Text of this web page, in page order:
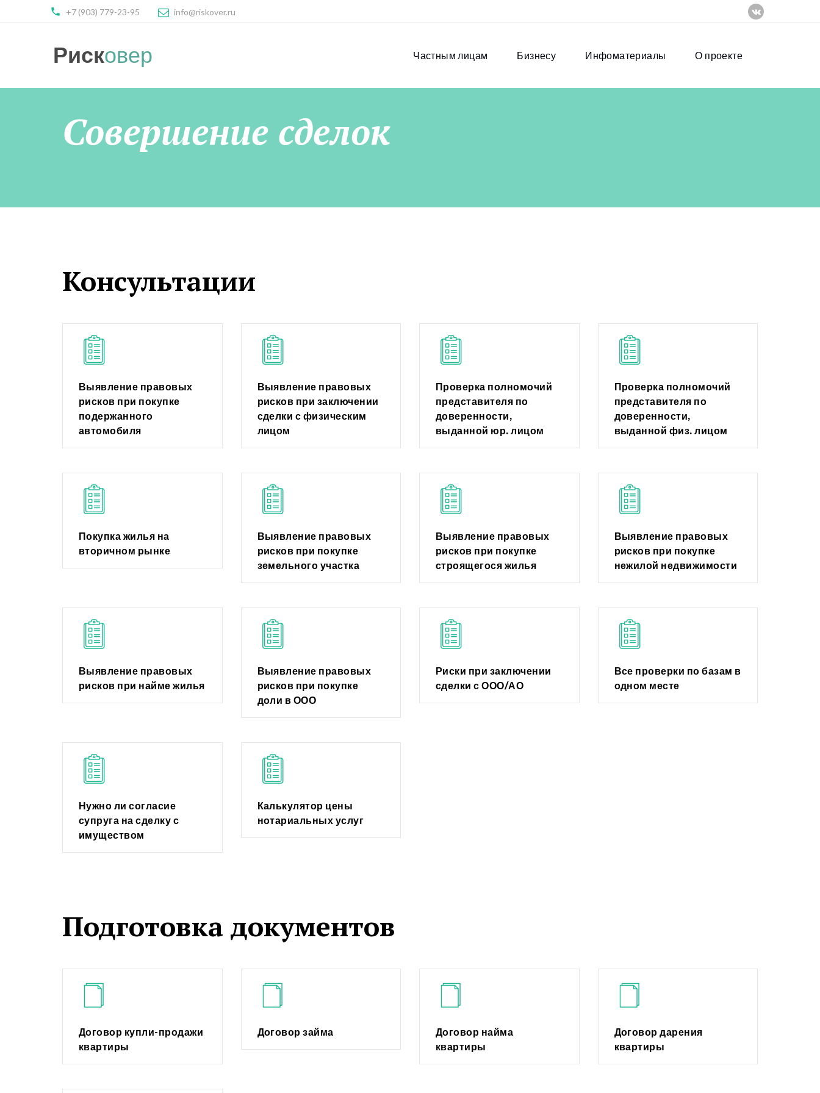
+7 (903) 779-23-95 info@riskover.ru
Рисковер Частным лицам Бизнесу Инфоматериалы О проекте
Совершение сделок
Консультации
Выявление правовых
рисков при покупке
подержанного
автомобиля
Выявление правовых
рисков при заключении
сделки с физическим
лицом
Проверка полномочий
представителя по
доверенности,
выданной юр. лицом
Проверка полномочий
представителя по
доверенности,
выданной физ. лицом
Покупка жилья на
вторичном рынке
Выявление правовых
рисков при покупке
земельного участка
Выявление правовых
рисков при покупке
строящегося жилья
Выявление правовых
рисков при покупке
нежилой недвижимости
Выявление правовых
рисков при найме жилья
Выявление правовых
рисков при покупке
доли в ООО
Риски при заключении
сделки с ООО/АО
Все проверки по базам в
одном месте
Нужно ли согласие
супруга на сделку с
имуществом
Калькулятор цены
нотариальных услуг
Подготовка документов
Договор купли-продажи
квартиры
Договор займа
Договор найма
квартиры
Договор дарения
квартиры